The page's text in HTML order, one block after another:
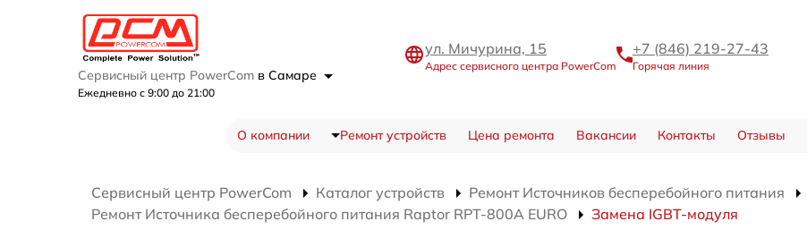
Сервисный центр PowerCom в Самаре
Ежедневно с 9:00 до 21:00
ул. Мичурина, 15
Адрес сервисного центра PowerCom
+7 (846) 219-27-43
Горячая линия
О компании Ремонт устройств Цена ремонта Вакансии Контакты Отзывы
Сервисный центр PowerCom Каталог устройств
Ремонт Источников бесперебойного питания
Ремонт Источника бесперебойного питания Raptor RPT-800A EURO
Замена IGBT-модуля